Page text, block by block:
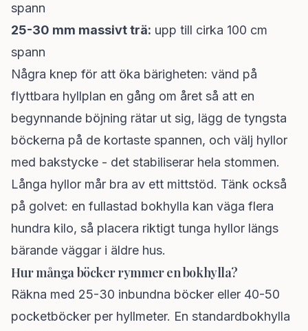
spann
25-30 mm massivt trä: upp till cirka 100 cm
spann
Några knep för att öka bärigheten: vänd på
flyttbara hyllplan en gång om året så att en
begynnande böjning rätar ut sig, lägg de tyngsta
böckerna på de kortaste spannen, och välj hyllor
med bakstycke - det stabiliserar hela stommen.
Långa hyllor mår bra av ett mittstöd. Tänk också
på golvet: en fullastad bokhylla kan väga flera
hundra kilo, så placera riktigt tunga hyllor längs
bärande väggar i äldre hus.
Hur många böcker rymmer en bokhylla?
Räkna med 25-30 inbundna böcker eller 40-50
pocketböcker per hyllmeter. En standardbokhylla